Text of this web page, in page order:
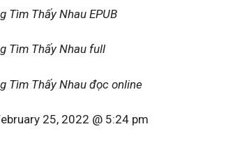
Tìm Thấy Nhau EPUB
Tìm Thấy Nhau full
Tìm Thấy Nhau đọc online
25, 2022 @ 5:24 pm